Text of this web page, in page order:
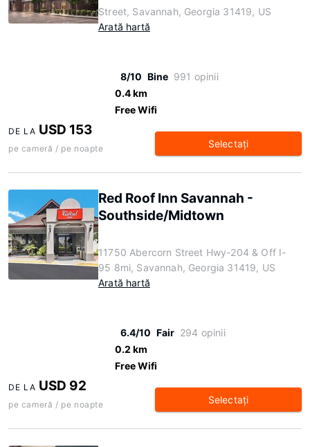
Street, Savannah, Georgia 31419, US
Arată hartă
8/10 Bine 991 opinii
0.4 km
Free Wifi
DE LA USD 153
pe cameră / pe noapte Selectaţi
Red Roof Inn Savannah -
Southside/Midtown
11750 Abercorn Street Hwy-204 & Off I-
95 8mi, Savannah, Georgia 31419, US
Arată hartă
6.4/10 Fair 294 opinii
0.2 km
Free Wifi
DE LA USD 92
pe cameră / pe noapte Selectaţi